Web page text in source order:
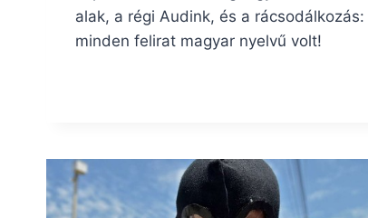
alak, a régi Audink, és a rácsodálkozás:
minden felirat magyar nyelvű volt!